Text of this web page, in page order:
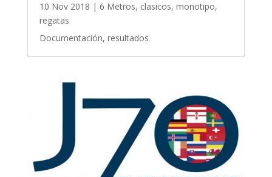
10 Nov 2018 | 6 Metros, clasicos, monotipo,
regatas
Documentación, resultados